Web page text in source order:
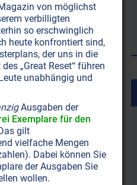
Und vielleicht
Leib und Leben
letzten wahren
Schiffen rammt er
Taten, und nicht
von möglichst
verbilligten
so erschwinglich
heute konfrontiert sind,
der uns in die
„Great Reset“ führen
unabhängig und
Ausgaben der
Exemplare für den
gilt
vielfache Mengen
Dabei können Sie
der Ausgaben Sie
wollen.